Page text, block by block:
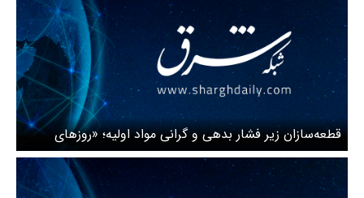
قطعه‌سازان زیر فشار بدهی و گرانی مواد اولیه؛ «روزهای
سخت صنعت خودرو در راه است»